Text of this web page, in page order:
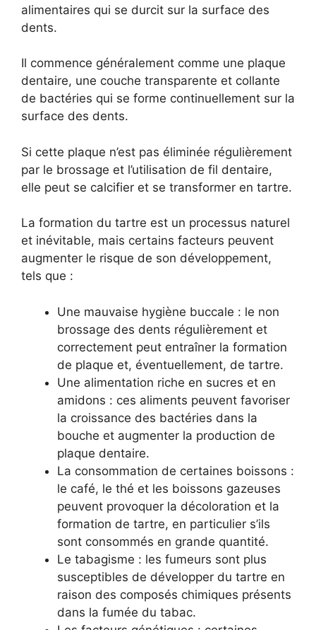
alimentaires qui se durcit sur la surface des
dents.
Il commence généralement comme une plaque
dentaire, une couche transparente et collante
de bactéries qui se forme continuellement sur la
surface des dents.
Si cette plaque n’est pas éliminée régulièrement
par le brossage et l’utilisation de fil dentaire,
elle peut se calcifier et se transformer en tartre.
La formation du tartre est un processus naturel
et inévitable, mais certains facteurs peuvent
augmenter le risque de son développement,
tels que :
Une mauvaise hygiène buccale : le non
brossage des dents régulièrement et
correctement peut entraîner la formation
de plaque et, éventuellement, de tartre.
Une alimentation riche en sucres et en
amidons : ces aliments peuvent favoriser
la croissance des bactéries dans la
bouche et augmenter la production de
plaque dentaire.
La consommation de certaines boissons :
le café, le thé et les boissons gazeuses
peuvent provoquer la décoloration et la
formation de tartre, en particulier s’ils
sont consommés en grande quantité.
Le tabagisme : les fumeurs sont plus
susceptibles de développer du tartre en
raison des composés chimiques présents
dans la fumée du tabac.